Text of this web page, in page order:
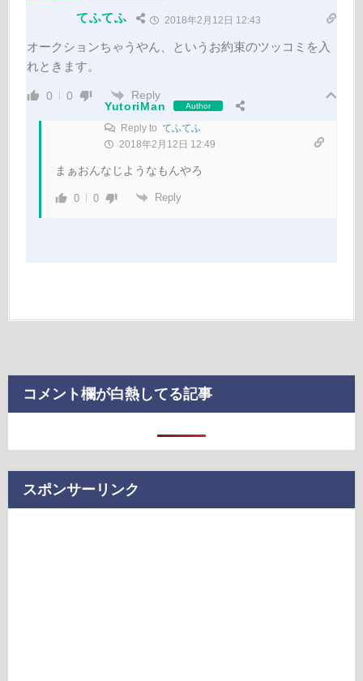
てふてふ 2018年2月12日 12:43
オークションちゃうやん、というお約束のツッコミを入
れときます。
0 0
Reply
YutoriMan
Author
Reply to てふてふ
2018年2月12日 12:49
まぁおんなじようなもんやろ
0 0 Reply
コメント欄が白熱してる記事
スポンサーリンク